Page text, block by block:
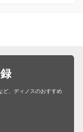
ど、ディノスのおすすめ